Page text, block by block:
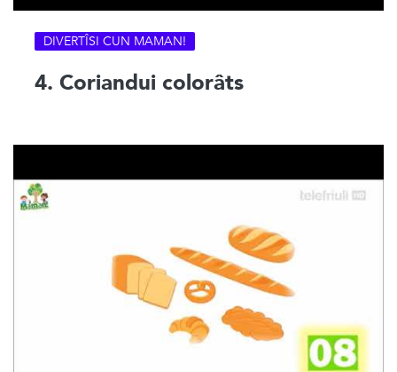
DIVERTÎSI CUN MAMAN!
4. Coriandui colorâts